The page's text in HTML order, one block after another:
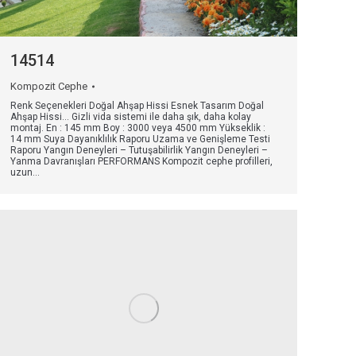
14514
Kompozit Cephe
Renk Seçenekleri Doğal Ahşap Hissi Esnek Tasarım Doğal
Ahşap Hissi… Gizli vida sistemi ile daha şık, daha kolay
montaj. En : 145 mm Boy : 3000 veya 4500 mm Yükseklik :
14 mm Suya Dayanıklılık Raporu Uzama ve Genişleme Testi
Raporu Yangın Deneyleri – Tutuşabilirlik Yangın Deneyleri –
Yanma Davranışları PERFORMANS Kompozit cephe profilleri,
uzun…